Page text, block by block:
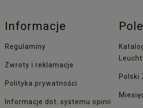
Informacje
Regulaminy
Zwroty i reklamacje
Polityka prywatności
Informacje dot. systemu opinii
Polski